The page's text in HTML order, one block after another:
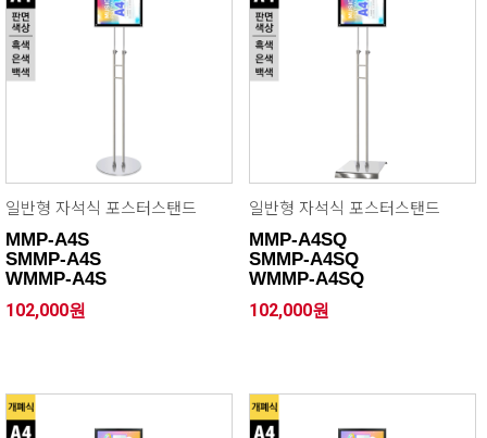
일반형 자석식 포스터스탠드
MMP-A4S
SMMP-A4S
WMMP-A4S
102,000원
일반형 자석식 포스터스탠드
MMP-A4SQ
SMMP-A4SQ
WMMP-A4SQ
102,000원